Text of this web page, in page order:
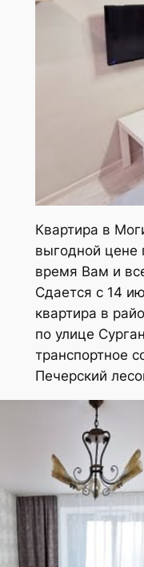
Квартира в
выгодной цене
время Вам и
Сдается с 14
квартира в
по улице
транспортное
Печерский